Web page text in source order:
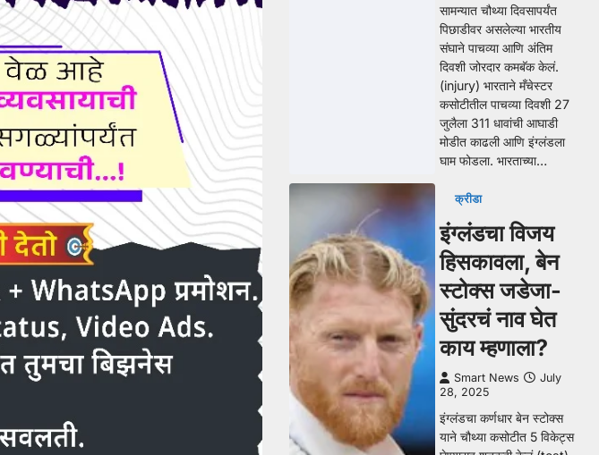
सामन्यात चौथ्या दिवसापर्यंत
पिछाडीवर असलेल्या भारतीय
संघाने पाचव्या आणि अंतिम
दिवशी जोरदार कमबॅक केलं.
(injury) भारताने मँचेस्टर
कसोटीतील पाचव्या दिवशी 27
जुलैला 311 धावांची आघाडी
मोडीत काढली आणि इंग्लंडला
घाम फोडला. भारताच्या…
क्रीडा
इंग्लंडचा विजय
हिसकावला, बेन
स्टोक्स जडेजा-
सुंदरचं नाव घेत
काय म्हणाला?
Smart News
July
28, 2025
इंग्लंडचा कर्णधार बेन स्टोक्स
याने चौथ्या कसोटीत 5 विकेट्स